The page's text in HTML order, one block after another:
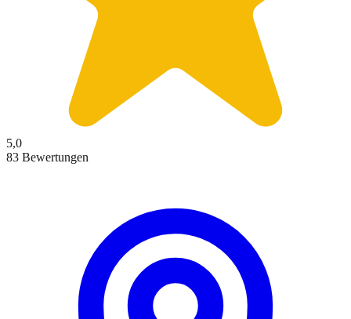
5,0
83 Bewertungen